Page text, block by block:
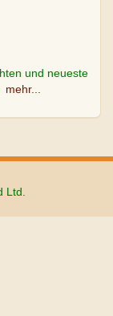
und neueste
mehr...
Ltd.